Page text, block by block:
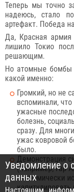
Теперь мы точно
надеюсь, стало
артефакт. Победа
Да, Красная армия
лишило Токио
решающим.
Но атомные
какой именно:
Громкий, но не
вспоминали,
ужасные
болезнь,
сразу. Для
ужас ковровой
было.
Демонстрация
(например, Гар
экономически
Уведомление о
данных